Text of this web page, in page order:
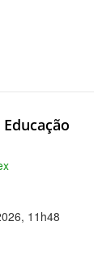
11h48